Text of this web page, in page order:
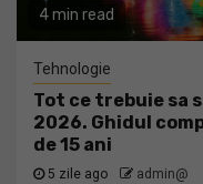
4 min read
Tehnologie
Tot ce trebuie sa
2026. Ghidul
de 15 ani
5 zile ago admin@